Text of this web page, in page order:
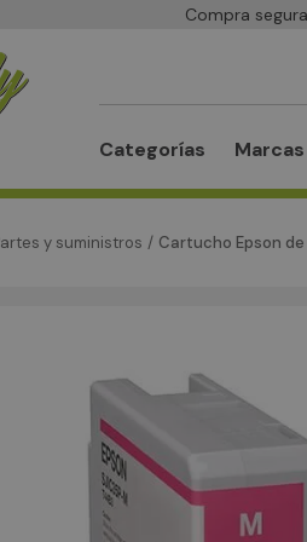
Compra
Categorías Marcas
Partes y suministros Cartucho Epson